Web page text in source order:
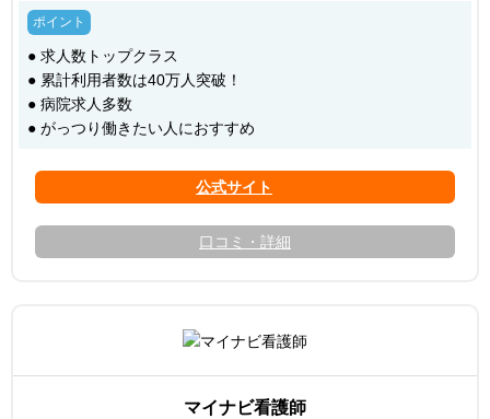
● 求人数トップクラス
● 累計利用者数は40万人突破！
● 病院求人多数
● がっつり働きたい人におすすめ
口コミ・詳細
マイナビ看護師